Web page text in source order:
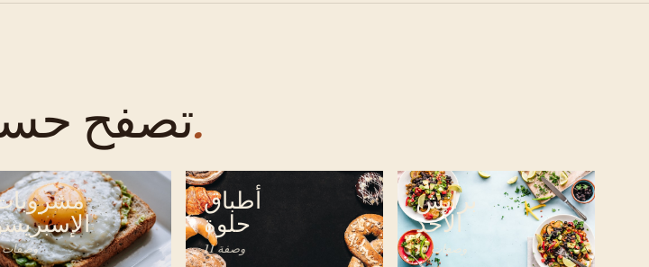
تصفحالموضوع.
9 وصفات
أطباق
حلوة
11 وصفة
برانش
الأحد
10 وصفات